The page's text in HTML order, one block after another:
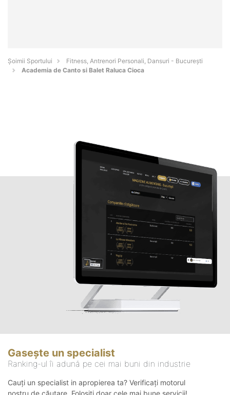
Șoimii Sportului
Fitness, Antrenori Personali, Dansuri - Bucureşti
Academia de Canto si Balet Raluca Cioca
Gasește un specialist
Ranking-ul îi adună pe cei mai buni din industrie
Cauți un specialist in apropierea ta? Verificați motorul
nostru de căutare. Folosiți doar cele mai bune servicii!